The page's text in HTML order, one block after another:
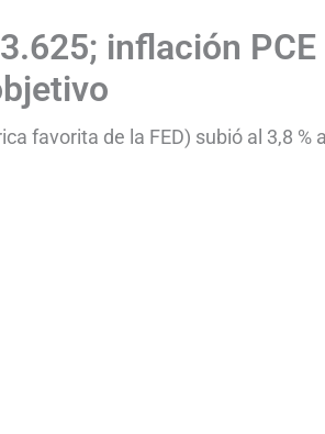
inflación PCE
favorita de la FED) subió al 3,8 %